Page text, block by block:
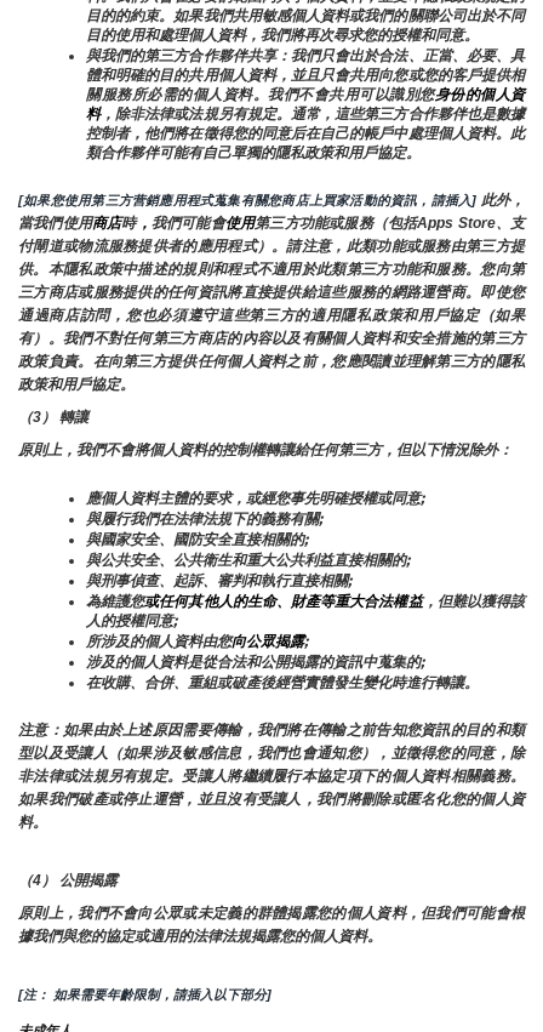
目的的約束。如果我們共用敏感個人資料或我們的關聯公司出於不同
目的使用和處理個人資料，我們將再次尋求您的授權和同意。
與我們的第三方合作夥伴共享：我們只會出於合法、正當、必要、具
體和明確的目的共用個人資料，並且只會共用向您或您的客戶提供相
關服務所必需的個人資料。我們不會共用可以識別您身份的個人資
料，除非法律或法規另有規定。通常，這些第三方合作夥伴也是數據
控制者，他們將在徵得您的同意后在自己的帳戶中處理個人資料。此
類合作夥伴可能有自己單獨的隱私政策和用戶協定。
[如果您使用第三方营銷應用程式蒐集有關您商店上買家活動的資訊，請插入] 此外，
當我們使用商店時， 我們可能會使用第三方功能或服務（包括Apps Store、支
付閘道或物流服務提供者的應用程式）。請注意，此類功能或服務由第三方提
供。本隱私政策中描述的規則和程式不適用於此類第三方功能和服務。您向第
三方商店或服務提供的任何資訊將直接提供給這些服務的網路運營商。即使您
通過商店訪問，您也必須遵守這些第三方的適用隱私政策和用戶協定（如果
有）。我們不對任何第三方商店的內容以及有關個人資料和安全措施的第三方
政策負責。在向第三方提供任何個人資料之前，您應閱讀並理解第三方的隱私
政策和用戶協定。
（3） 轉讓
原則上，我們不會將個人資料的控制權轉讓給任何第三方，但以下情況除外：
應個人資料主體的要求，或經您事先明確授權或同意;
與履行我們在法律法規下的義務有關;
與國家安全、國防安全直接相關的;
與公共安全、公共衛生和重大公共利益直接相關的;
與刑事偵查、起訴、審判和執行直接相關;
為維護您或任何其他人的生命、財產等重大合法權益，但難以獲得該
人的授權同意;
所涉及的個人資料由您向公眾揭露;
涉及的個人資料是從合法和公開揭露的資訊中蒐集的;
在收購、合併、重組或破產後經營實體發生變化時進行轉讓。
注意：如果由於上述原因需要傳輸，我們將在傳輸之前告知您資訊的目的和類
型以及受讓人（如果涉及敏感信息，我們也會通知您），並徵得您的同意，除
非法律或法規另有規定。受讓人將繼續履行本協定項下的個人資料相關義務。
如果我們破產或停止運營，並且沒有受讓人，我們將刪除或匿名化您的個人資
料。
（4） 公開揭露
原則上，我們不會向公眾或未定義的群體揭露您的個人資料，但我們可能會根
據我們與您的協定或適用的法律法規揭露您的個人資料。
[注： 如果需要年齡限制，請插入以下部分]